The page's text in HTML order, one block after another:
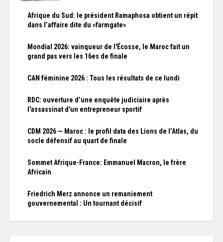
Afrique du Sud: le président Ramaphosa obtient un répit
dans l’affaire dite du «farmgate»
Mondial 2026: vainqueur de l'Écosse, le Maroc fait un
grand pas vers les 16es de finale
CAN féminine 2026 : Tous les résultats de ce lundi
RDC: ouverture d’une enquête judiciaire après
l'assassinat d'un entrepreneur sportif
CDM 2026 — Maroc : le profil data des Lions de l’Atlas, du
socle défensif au quart de finale
Sommet Afrique-France: Emmanuel Macron, le frère
Africain
Friedrich Merz annonce un remaniement
gouvernemental : Un tournant décisif